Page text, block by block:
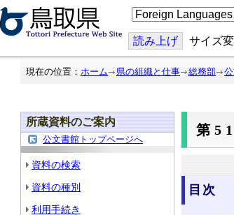
こ
の
ジ
を
翻
読み上げ サイズ
現在の位置： ホーム 県の組織と仕事 総務部
所蔵資料のご案内
公文書館トップページへ
資料の検索
資料の種別
利用手続き
第
目次